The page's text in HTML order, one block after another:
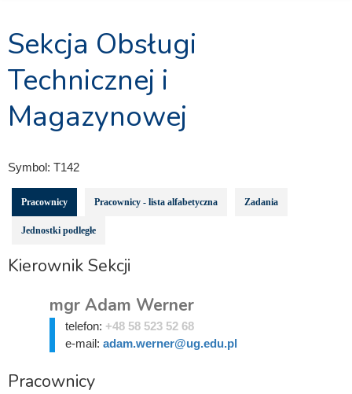
Sekcja Obsługi
Technicznej i
Magazynowej
Symbol: T142
Pracownicy Pracownicy - lista alfabetyczna Zadania
Jednostki podległe
Kierownik Sekcji
mgr Adam Werner
telefon: +48 58 523 52 68
e-mail: adam.werner@ug.edu.pl
Pracownicy